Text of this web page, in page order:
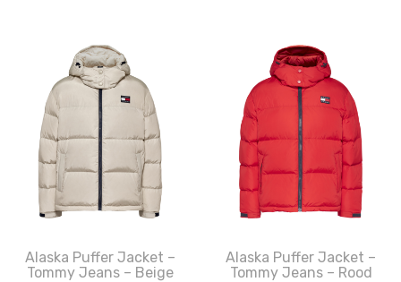
Alaska Puffer Jacket –
Tommy Jeans – Beige
Alaska Puffer Jacket –
Tommy Jeans – Rood